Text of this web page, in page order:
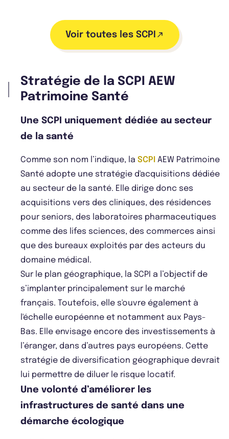
Voir toutes les SCPI
Stratégie de la SCPI AEW
Patrimoine Santé
Une SCPI uniquement dédiée au secteur
de la santé
Comme son nom l’indique, la SCPI AEW Patrimoine
Santé adopte une stratégie d'acquisitions dédiée
au secteur de la santé. Elle dirige donc ses
acquisitions vers des cliniques, des résidences
pour seniors, des laboratoires pharmaceutiques
comme des lifes sciences, des commerces ainsi
que des bureaux exploités par des acteurs du
domaine médical.
Sur le plan géographique, la SCPI a l’objectif de
s’implanter principalement sur le marché
français. Toutefois, elle s'ouvre également à
l'échelle européenne et notamment aux Pays-
Bas. Elle envisage encore des investissements à
l’éranger, dans d’autres pays européens. Cette
stratégie de diversification géographique devrait
lui permettre de diluer le risque locatif.
Une volonté d’améliorer les
infrastructures de santé dans une
démarche écologique